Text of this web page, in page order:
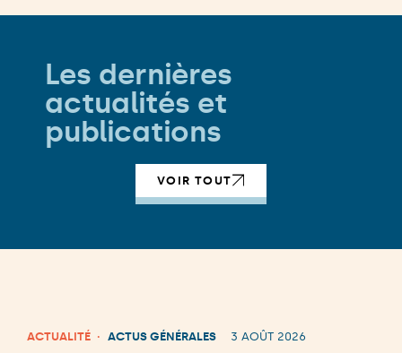
Les dernières
actualités et
publications
VOIR TOUT
ACTUALITÉ ACTUS GÉNÉRALES 3 AOÛT 2026